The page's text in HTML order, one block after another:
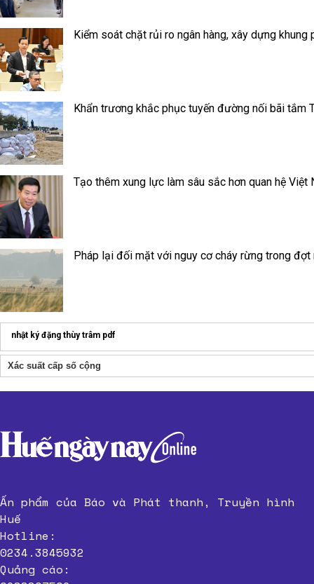
Kiểm soát chặt rủi ro ngân hàng, xây dựng
Khẩn trương khắc phục tuyến đường nối bãi tắm
Tạo thêm xung lực làm sâu sắc hơn quan hệ Việt
Pháp lại đối mặt với nguy cơ cháy rừng trong đợt
nhật ký đặng thùy trâm pdf
Xác suất cấp số cộng
Ấn phẩm của Báo và Phát thanh, Truyền hình
Huế
Hotline:
0234.3845932
Quảng cáo: